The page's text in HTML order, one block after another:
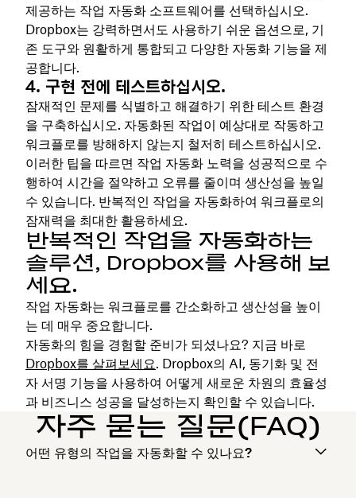
제공하는 작업 자동화 소프트웨어를 선택하십시오.
Dropbox는 강력하면서도 사용하기 쉬운 옵션으로, 기
존 도구와 원활하게 통합되고 다양한 자동화 기능을 제
공합니다.
4. 구현 전에 테스트하십시오.
잠재적인 문제를 식별하고 해결하기 위한 테스트 환경
을 구축하십시오. 자동화된 작업이 예상대로 작동하고
워크플로를 방해하지 않는지 철저히 테스트하십시오.
이러한 팁을 따르면 작업 자동화 노력을 성공적으로 수
행하여 시간을 절약하고 오류를 줄이며 생산성을 높일
수 있습니다. 반복적인 작업을 자동화하여 워크플로의
잠재력을 최대한 활용하세요.
반복적인 작업을 자동화하는
솔루션, Dropbox를 사용해 보
세요.
작업 자동화는 워크플로를 간소화하고 생산성을 높이
는 데 매우 중요합니다.
자동화의 힘을 경험할 준비가 되셨나요? 지금 바로
Dropbox를 살펴보세요. Dropbox의 AI, 동기화 및 전
자 서명 기능을 사용하여 어떻게 새로운 차원의 효율성
과 비즈니스 성공을 달성하는지 확인할 수 있습니다.
자주 묻는 질문(FAQ)
어떤 유형의 작업을 자동화할 수 있나요?